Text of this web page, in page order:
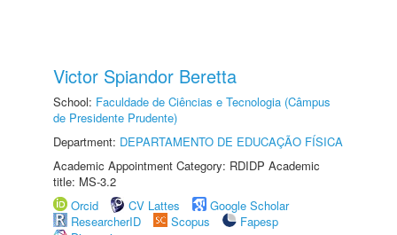
Victor Spiandor Beretta
School: Faculdade de Ciências e Tecnologia (Câmpus
de Presidente Prudente)
Department: DEPARTAMENTO DE EDUCAÇÃO FÍSICA
Academic Appointment Category: RDIDP Academic
title: MS-3.2
Orcid
CV Lattes
Google Scholar
ResearcherID
Scopus
Fapesp